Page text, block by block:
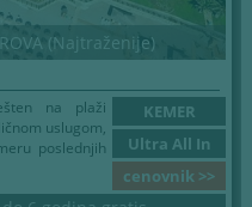
(Najtraženije)
KEMER
Ultra All In
cenovnik >>
na plaži
uslugom,
poslednjih